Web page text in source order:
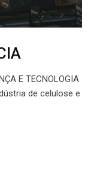
E TECNOLOGIA
de celulose e